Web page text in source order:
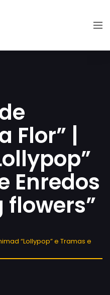
Flor” |
Enredos
flowers”
“Lollypop” e Tramas e